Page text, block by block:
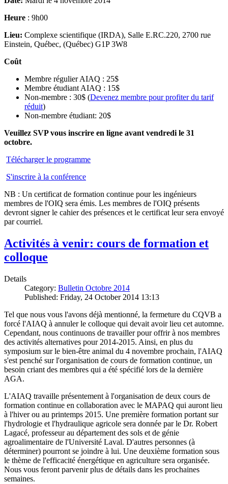
Heure : 9h00
Lieu: Complexe scientifique (IRDA), Salle E.RC.220, 2700 rue
Einstein, Québec, (Québec) G1P 3W8
Coût
Membre régulier AIAQ : 25$
Membre étudiant AIAQ : 15$
Non-membre : 30$ (Devenez membre pour profiter du tarif
réduit)
Non-membre étudiant: 20$
Veuillez SVP vous inscrire en ligne avant vendredi le 31
octobre.
Télécharger le programme
S'inscrire à la conférence
NB : Un certificat de formation continue pour les ingénieurs
membres de l'OIQ sera émis. Les membres de l'OIQ présents
devront signer le cahier des présences et le certificat leur sera envoyé
par courriel.
Activités à venir: cours de formation et
colloque
Details
Category: Bulletin Octobre 2014
Published: Friday, 24 October 2014 13:13
Tel que nous vous l'avons déjà mentionné, la fermeture du CQVB a
forcé l'AIAQ à annuler le colloque qui devait avoir lieu cet automne.
Cependant, nous continuons de travailler pour offrir à nos membres
des activités alternatives pour 2014-2015. Ainsi, en plus du
symposium sur le bien-être animal du 4 novembre prochain, l'AIAQ
s'est penché sur l'organisation de cours de formation continue, un
besoin criant des membres qui a été spécifié lors de la dernière
AGA.
L'AIAQ travaille présentement à l'organisation de deux cours de
formation continue en collaboration avec le MAPAQ qui auront lieu
à l'hiver ou au printemps 2015. Une première formation portant sur
l'hydrologie et l'hydraulique agricole sera donnée par le Dr. Robert
Lagacé, professeur au département des sols et de génie
agroalimentaire de l'Université Laval. D'autres personnes (à
déterminer) pourront se joindre à lui. Une deuxième formation sous
le thème de l'efficacité énergétique en agriculture sera organisée.
Nous vous feront parvenir plus de détails dans les prochaines
semaines.